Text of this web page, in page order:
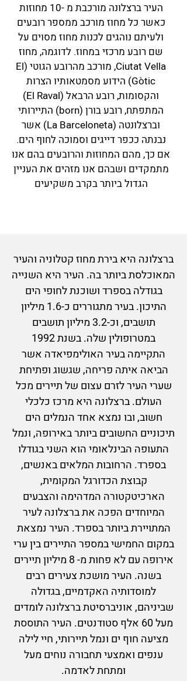
העיר ברצלונה מורכבת מ -10 מחוזות
כאשר כל מחוז מורכב ממספר רובעים
ולעיתם נוהגים לכנות מחוז מסוים על
שם רובע מרכזי במחוז. לדוגמה, מחוז
Ciutat Vella, מורכב מהרובע הגוטי (El
Gòtic) הידוע מסמטאותיו הצרות
והקסומות, רובע הרבאל (El Raval)
המתפתח, רובע בורן (born) התיירותי
וברצלונטה (La Barceloneta
) אשר
נבנתה ככפר דייגים וסמוכה לחוף הים.
אם כך, מהם המחוזות והרובעים בהם אנו
מתמקדים ושבהם אנו מזהים את העניין
הגדול ביותר בקרב משקיעים
ברצלונה היא בירת מחוז קטלוניה והעיר
המאוכלסת ביותר בה. העיר היא השנייה
בגודלה בספרד ושוכנת לחופי הים
התיכון. בעיר מתגוררים כ-1.6 מיליון
תושבים, וכ-3.2 מיליון תושבים
במטרופולין שלה. בשנת 1992
התקיימה בעיר האולימפיאדה אשר
הביאה איתה פריחה, שגשוג ופתיחת
שערי העיר לזרם עצום של תיירים מכל
העולם. ברצלונה היא מרכז כלכלי
חשוב, ובו נמצא אחד הנמלים הים
תיכוניים החשובים ביותר באירופה, ונמל
התעופה הבינלאומי הוא השני בגודלו
בספרד. הרחובות המלאים באנשים,
קבוצת הכדורגל המקומית,
הארכיטקטורה המדהימה והצבעים
המיוחדים הפכה את ברצלונה לעיר
המתויירת ביותר בספרד. העיר נמצאת
במקום החמישי במספר התיירים בין ערי
אירופה עם לא פחות מ- 8 מיליון תיירים
בשנה. העיר מושכת צעירים רבים
למוסדותיה האקדמיים, בגדולה
שביניהם, אוניברסיטת ברצלונה לומדים
מעל 60 אלף סטודנטים. העיר התוססת
מציעה חוף ים ונמל תיירותי, חיי לילה
ענפים ואמצעי תחבורה נוחים מעל
ומתחת לאדמה.